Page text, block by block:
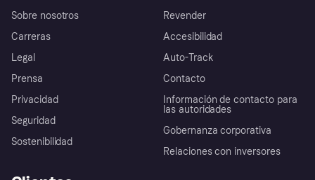
Sobre nosotros
Carreras
Legal
Prensa
Privacidad
Seguridad
Sostenibilidad
Revender
Accesibilidad
Auto-Track
Contacto
Información de contacto para
las autoridades
Gobernanza corporativa
Relaciones con inversores